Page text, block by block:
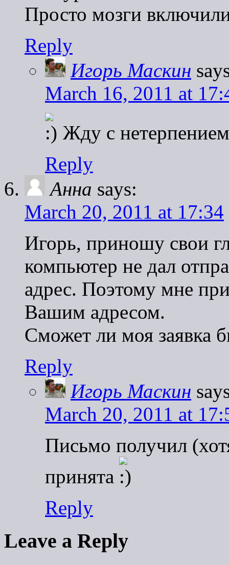
Просто мозги
Reply
Игорь Маскин
March 16, 2011 at
Жду с
Reply
Анна says:
March 20, 2011 at 17:34
Игорь, приношу свои
компьютер не дал
адрес. Поэтому мне
Вашим адресом.
Сможет ли моя заявка
Reply
Игорь Маскин
March 20, 2011 at
Письмо получил
принята
Reply
Leave a Reply